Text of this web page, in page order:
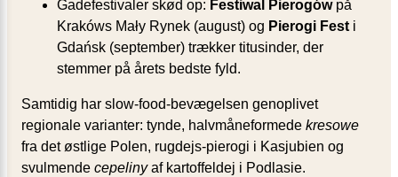
Gadefestivaler skød op: Festiwal Pierogówpå
Krakóws Mały Rynek (august) og Pierogi Festi
Gdańsk (september) trækker titusinder, der
stemmer på årets bedste fyld.
Samtidig har slow-food-bevægelsen genoplivet
regionale varianter: tynde, halvmåneformede kresowe
fra det østlige Polen, rugdejs-pierogi i Kasjubien og
svulmende cepelinyaf kartoffeldej i Podlasie.